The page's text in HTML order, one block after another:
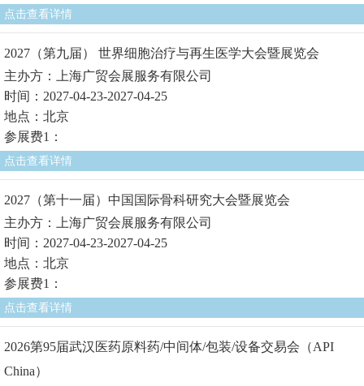
点击查看详情
2027（第九届） 世界细胞治疗与再生医学大会暨展览会
主办方：上海广贸会展服务有限公司
时间：2027-04-23-2027-04-25
地点：北京
参展费1：
点击查看详情
2027（第十一届）中国国际骨科研究大会暨展览会
主办方：上海广贸会展服务有限公司
时间：2027-04-23-2027-04-25
地点：北京
参展费1：
点击查看详情
2026第95届武汉医药原料药/中间体/包装/设备交易会（API
China）